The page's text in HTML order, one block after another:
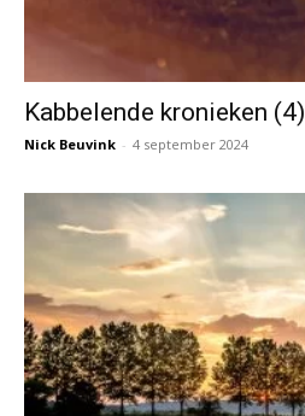
Kabbelende kronieken (4)
Nick Beuvink - 4 september 2024